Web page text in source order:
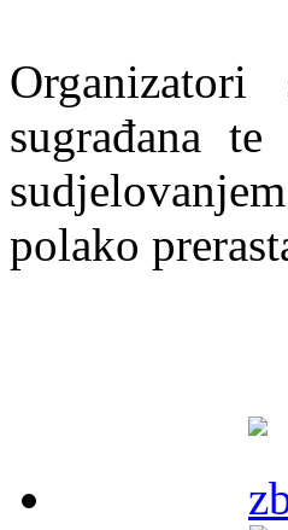
sugrađana
polako